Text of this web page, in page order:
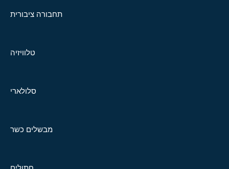
תחבורה ציבורית
טלוויזיה
סלולארי
מבשלים כשר